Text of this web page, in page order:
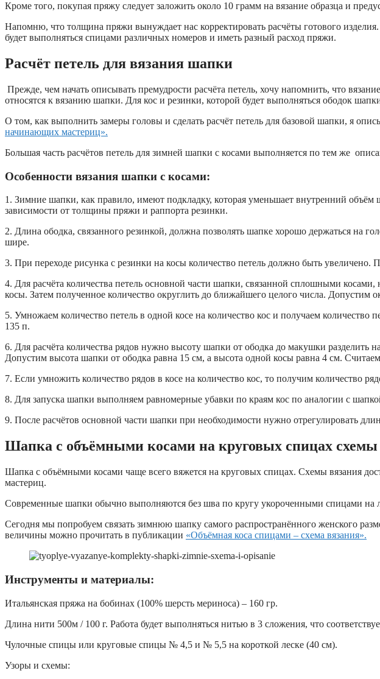
Кроме того, покупая пряжу следует заложить около 10 грамм на вязание образца и
Напомню, что толщина пряжи вынуждает нас корректировать расчёты готового
будет выполняться спицами различных номеров и иметь разный расход пряжи.
Расчёт петель для вязания шапки
Прежде, чем начать описывать премудрости расчёта петель, хочу напомнить, что
относятся к вязанию шапки. Для кос и резинки, которой будет выполняться ободок
О том, как выполнить замеры головы и сделать расчёт петель для базовой шапки, я
начинающих мастериц».
Большая часть расчётов петель для зимней шапки с косами выполняется по тем же
Особенности вязания шапки с косами:
1. Зимние шапки, как правило, имеют подкладку, которая уменьшает внутренний
зависимости от толщины пряжи и раппорта резинки.
2. Длина ободка, связанного резинкой, должна позволять шапке хорошо держаться на
шире.
3. При переходе рисунка с резинки на косы количество петель должно быть увеличено.
4. Для расчёта количества петель основной части шапки, связанной сплошными
косы. Затем полученное количество округлить до ближайшего целого числа.
5. Умножаем количество петель в одной косе на количество кос и получаем
135 п.
6. Для расчёта количества рядов нужно высоту шапки от ободка до макушки
Допустим высота шапки от ободка равна 15 см, а высота одной косы равна 4 см.
7. Если умножить количество рядов в косе на количество кос, то получим количество
8. Для запуска шапки выполняем равномерные убавки по краям кос по аналогии с
9. После расчётов основной части шапки при необходимости нужно отрегулировать
Шапка с объёмными косами на круговых спицах схемы
Шапка с объёмными косами чаще всего вяжется на круговых спицах. Схемы вязания
мастериц.
Современные шапки обычно выполняются без шва по кругу укороченными спицами на
Сегодня мы попробуем связать зимнюю шапку самого распространённого женского
величины можно прочитать в публикации «Объёмная коса спицами – схема вязания».
Инструменты и материалы:
Итальянская пряжа на бобинах (100% шерсть мериноса) – 160 гр.
Длина нити 500м / 100 г. Работа будет выполняться нитью в 3 сложения, что
Чулочные спицы или круговые спицы № 4,5 и № 5,5 на короткой леске (40 см).
Узоры и схемы: